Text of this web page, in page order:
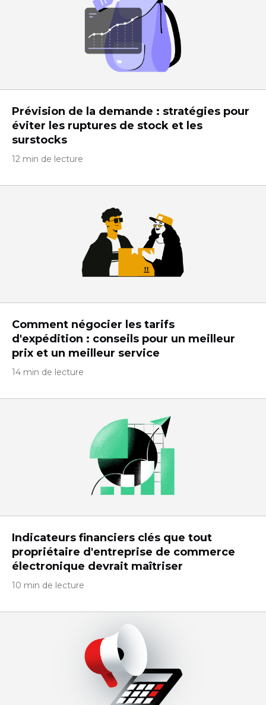
Prévision de la demande : stratégies pour
éviter les ruptures de stock et les
surstocks
12 min de lecture
Comment négocier les tarifs
d'expédition : conseils pour un meilleur
prix et un meilleur service
14 min de lecture
Indicateurs financiers clés que tout
propriétaire d'entreprise de commerce
électronique devrait maîtriser
10 min de lecture